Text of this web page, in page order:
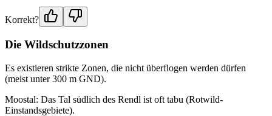
Korrekt?
Die Wildschutzzonen
Es existieren strikte Zonen, die nicht überflogen werden dürfen
(meist unter 300 m GND).
Moostal: Das Tal südlich des Rendl ist oft tabu (Rotwild-
Einstandsgebiete).